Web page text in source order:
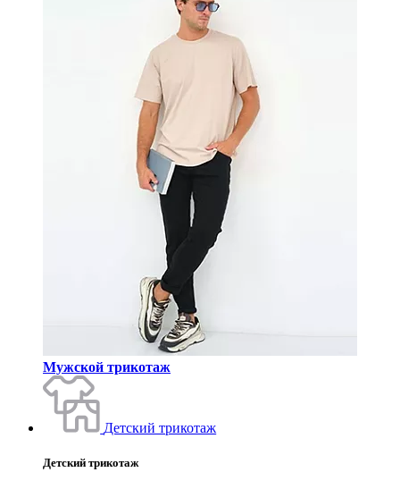
Мужской трикотаж
Детский трикотаж
Детский трикотаж